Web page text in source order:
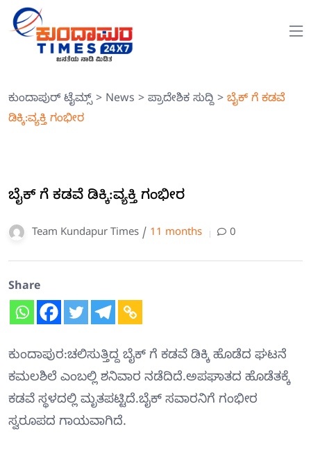
ಕುಂದಾಪುರ್ ಟೈಮ್ಸ್> News > ಪ್ರಾದೇಶಿಕ ಸುದ್ದಿ> ಬೈಕ್ ಗೆ ಕಡವೆ
ಡಿಕ್ಕಿ:ವ್ಯಕ್ತಿ ಗಂಭೀರ
ಬೈಕ್ ಗೆ ಕಡವೆ ಡಿಕ್ಕಿ:ವ್ಯಕ್ತಿ ಗಂಭೀರ
Team Kundapur Times / 11 months 0
Share
ಕುಂದಾಪುರ:ಚಲಿಸುತ್ತಿದ್ದ ಬೈಕ್ ಗೆ ಕಡವೆ ಡಿಕ್ಕಿ ಹೊಡೆದ ಘಟನೆ
ಕಮಲಶಿಲೆ ಎಂಬಲ್ಲಿ ಶನಿವಾರ ನಡೆದಿದೆ.ಅಪಘಾತದ ಹೊಡೆತಕ್ಕೆ
ಕಡವೆ ಸ್ಥಳದಲ್ಲಿ ಮೃತಪಟ್ಟಿದೆ.ಬೈಕ್ ಸವಾರನಿಗೆ ಗಂಭೀರ
ಸ್ವರೂಪದ ಗಾಯವಾಗಿದೆ.